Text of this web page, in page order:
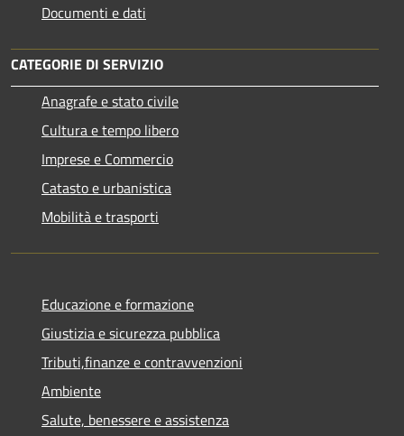
Documenti e dati
CATEGORIE DI SERVIZIO
Anagrafe e stato civile
Cultura e tempo libero
Imprese e Commercio
Catasto e urbanistica
Mobilità e trasporti
Educazione e formazione
Giustizia e sicurezza pubblica
Tributi,finanze e contravvenzioni
Ambiente
Salute, benessere e assistenza